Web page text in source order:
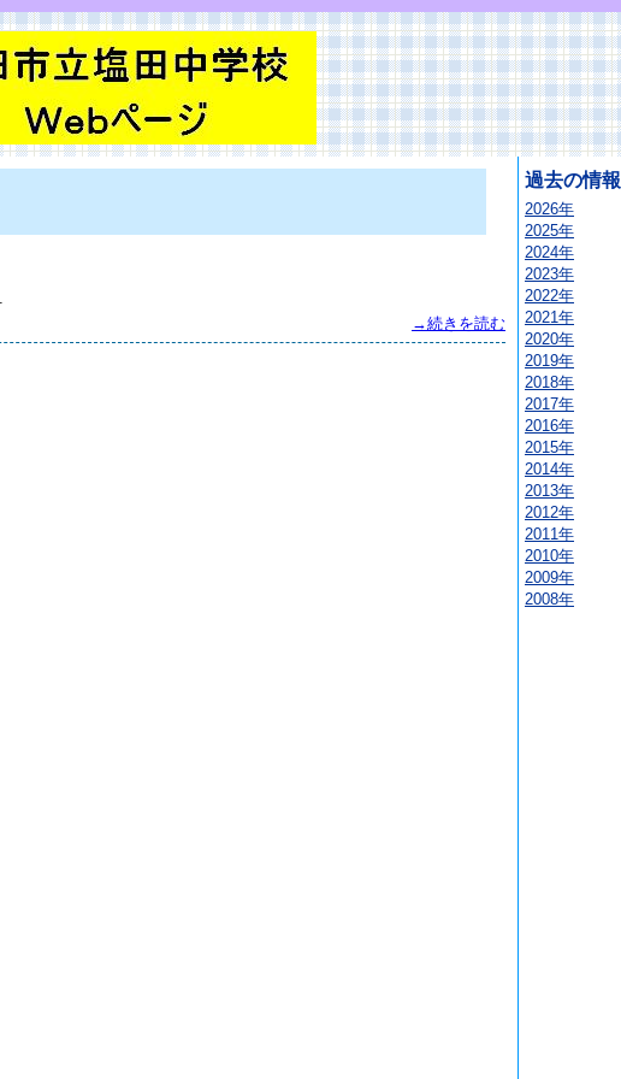
→続きを読む
過去の情報
2026年
2025年
2024年
2023年
2022年
2021年
2020年
2019年
2018年
2017年
2016年
2015年
2014年
2013年
2012年
2011年
2010年
2009年
2008年